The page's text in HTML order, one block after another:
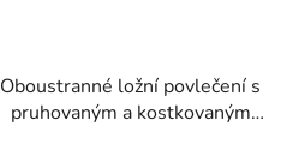
Oboustranné ložní povlečení s
pruhovaným a kostkovaným